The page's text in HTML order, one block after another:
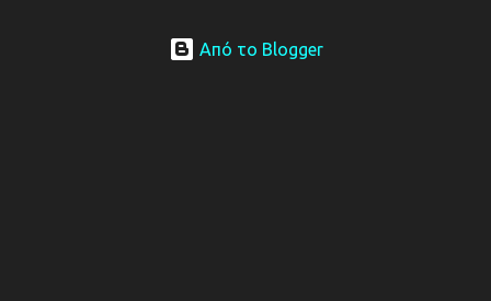
Από το Blogger